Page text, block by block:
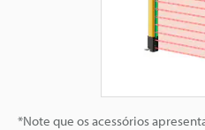
*Note que os acessórios